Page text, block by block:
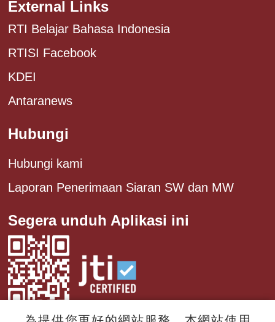
External Links
RTI Belajar Bahasa Indonesia
RTISI Facebook
KDEI
Antaranews
Hubungi
Hubungi kami
Laporan Penerimaan Siaran SW dan MW
Segera unduh Aplikasi ini